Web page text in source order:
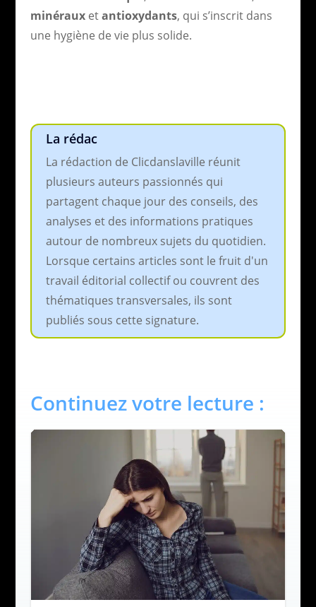
minérauxetantioxydants, qui s’inscrit dans
une hygiène de vie plus solide.
La rédac
La rédaction de Clicdanslaville réunit
plusieurs auteurs passionnés qui
partagent chaque jour des conseils, des
analyses et des informations pratiques
autour de nombreux sujets du quotidien.
Lorsque certains articles sont le fruit d'un
travail éditorial collectif ou couvrent des
thématiques transversales, ils sont
publiés sous cette signature.
Continuez votre lecture :